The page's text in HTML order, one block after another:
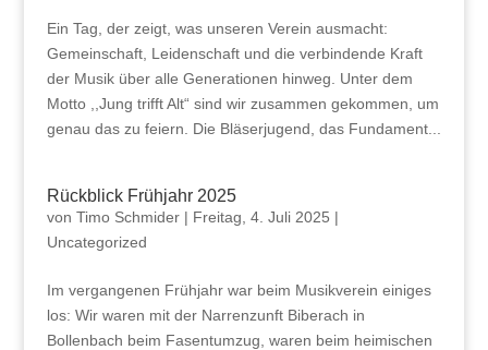
Ein Tag, der zeigt, was unseren Verein ausmacht:
Gemeinschaft, Leidenschaft und die verbindende Kraft
der Musik über alle Generationen hinweg. Unter dem
Motto ,,Jung trifft Alt“ sind wir zusammen gekommen, um
genau das zu feiern. Die Bläserjugend, das Fundament...
Rückblick Frühjahr 2025
von Timo Schmider| Freitag, 4. Juli 2025 |
Uncategorized
Im vergangenen Frühjahr war beim Musikverein einiges
los: Wir waren mit der Narrenzunft Biberach in
Bollenbach beim Fasentumzug, waren beim heimischen